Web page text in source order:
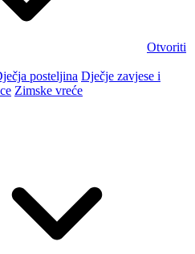
Otvoriti
posteljina Dječje zavjese i
Zimske vreće